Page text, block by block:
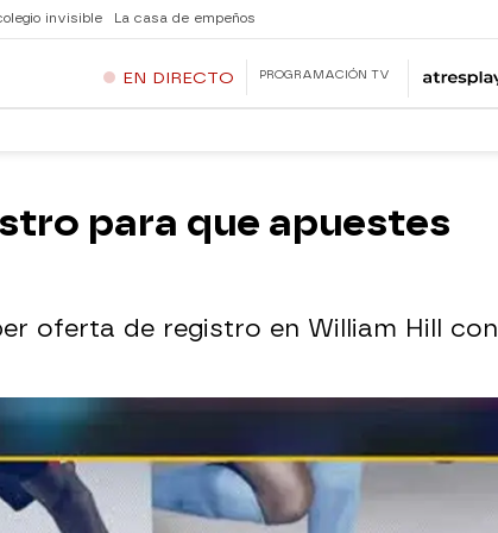
invisible La casa de empeños
EN DIRECTO PROGRAMACIÓN TV
para que apuestes
oferta de registro en William Hill con